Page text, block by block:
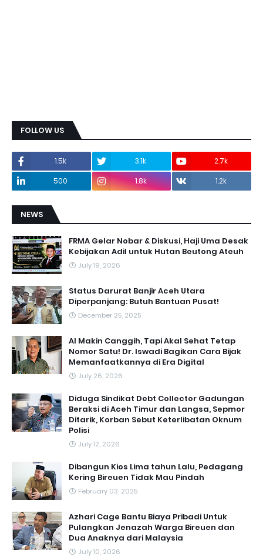
FOLLOW US
1.5k 3.1k
2.7k
500
1.8k 1.2k
NEWS
FRMA Gelar Nobar & Diskusi, Haji Uma Desak
Kebijakan Adil untuk Hutan Beutong Ateuh
July 19, 2026
Status Darurat Banjir Aceh Utara
Diperpanjang: Butuh Bantuan Pusat!
December 25, 2025
AI Makin Canggih, Tapi Akal Sehat Tetap
Nomor Satu! Dr. Iswadi Bagikan Cara Bijak
Memanfaatkannya di Era Digital
July 26, 2026
Diduga Sindikat Debt Collector Gadungan
Beraksi di Aceh Timur dan Langsa, Sepmor
Ditarik, Korban Sebut Keterlibatan Oknum
Polisi
July 12, 2026
Dibangun Kios Lima tahun Lalu, Pedagang
Kering Bireuen Tidak Mau Pindah
February 03, 2025
Azhari Cage Bantu Biaya Pribadi Untuk
Pulangkan Jenazah Warga Bireuen dan
Dua Anaknya dari Malaysia
July 10, 2026